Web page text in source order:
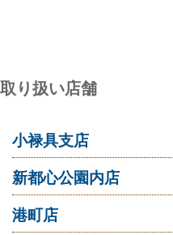
取り扱い店舗
小禄具支店
新都心公園内店
港町店